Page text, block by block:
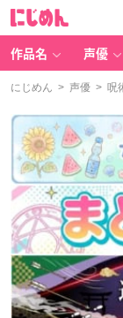
作品名 声優
にじめん > 声優 > 呪